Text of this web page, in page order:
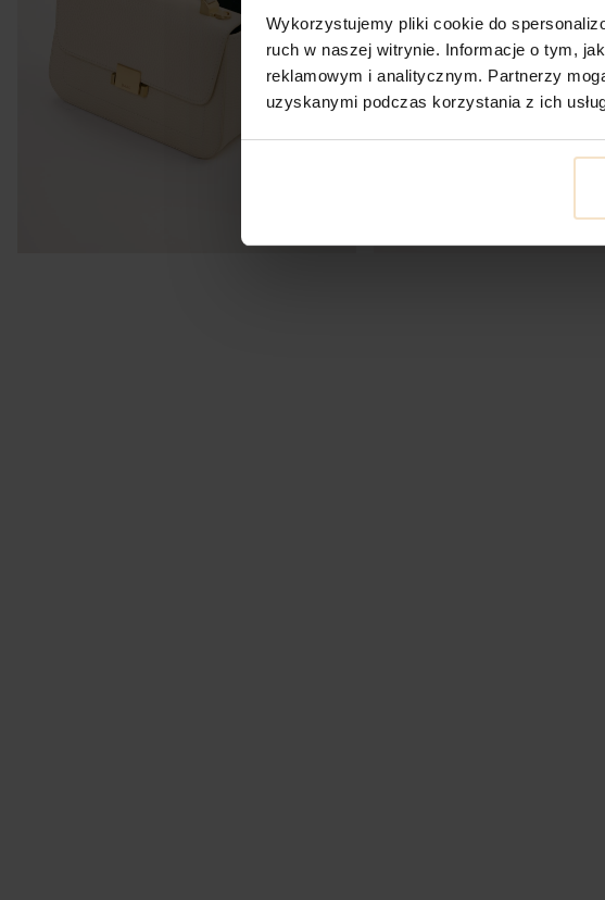
Wykorzystujemy pliki cookie do
ruch w naszej witrynie. Informacje o tym,
reklamowym i analitycznym. Partnerzy
uzyskanymi podczas korzystania z ich